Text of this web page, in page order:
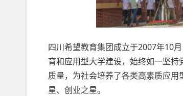
四川希望教育集团成立于2007年10
育和应用型大学建设，始终如一坚
质量，为社会培养了各类高素质应
星、创业之星。